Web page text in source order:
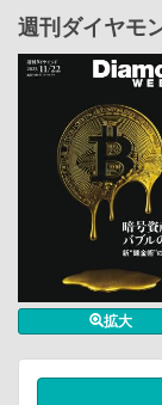
週刊ダイヤモ
拡大